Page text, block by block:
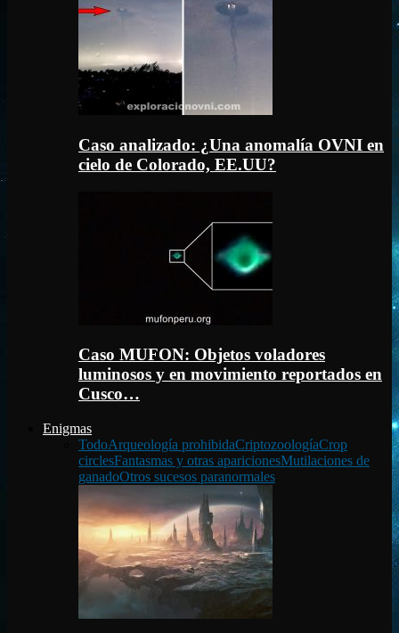
Caso analizado: ¿Una anomalía OVNI en
cielo de Colorado, EE.UU?
Caso MUFON: Objetos voladores
luminosos y en movimiento reportados en
Cusco…
Enigmas
TodoArqueología prohibidaCriptozoologíaCrop
circlesFantasmas y otras aparicionesMutilaciones de
ganadoOtros sucesos paranormales